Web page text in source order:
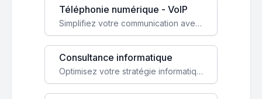
Téléphonie numérique - VoIP
Simplifiez votre communication avec une solution VoIP flexible, économique et adaptée à vos besoins professionnels.
Consultance informatique
Optimisez votre stratégie informatique avec l'expertise de nos consultants pour améliorer votre efficacité et sécurité.